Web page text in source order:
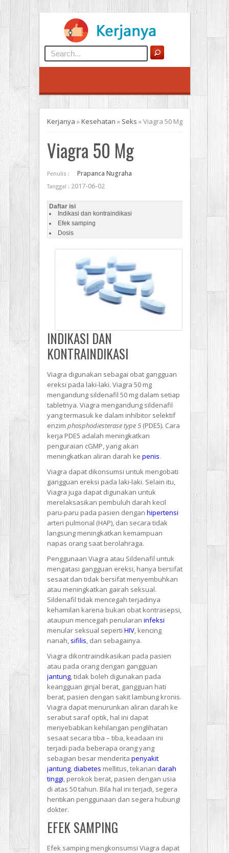
Kerjanya »Kesehatan » Seks »Viagra 50 Mg
Viagra 50 Mg
Penulis : Prapanca Nugraha
Tanggal : 2017-06-02
Daftar isi
Indikasi dan kontraindikasi
Efek samping
Dosis
INDIKASI DAN
KONTRAINDIKASI
Viagra digunakan sebagai obat gangguan
ereksi pada laki-laki. Viagra 50 mg
mengandung sildenafil 50 mg dalam setiap
tabletnya. Viagra mengandung sildenafil
yang termasuk ke dalam inhibitor selektif
enzim phosphodiesterase type 5(PDE5). Cara
kerja PDE5 adalah meningkatkan
penguraian cGMP, yang akan
meningkatkan aliran darah ke penis.
Viagra dapat dikonsumsi untuk mengobati
gangguan ereksi pada laki-laki. Selain itu,
Viagra juga dapat digunakan untuk
merelaksasikan pembuluh darah kecil
paru-paru pada pasien dengan hipertensi
arteri pulmonal (HAP), dan secara tidak
langsung meningkatkan kemampuan
napas orang saat berolahraga.
Penggunaan Viagra atau Sildenafil untuk
mengatasi gangguan ereksi, hanya bersifat
sesaat dan tidak bersifat menyembuhkan
atau meningkatkan gairah seksual.
Sildenafil tidak mencegah terjadinya
kehamilan karena bukan obat kontrasepsi,
ataupun mencegah penularan infeksi
menular seksual seperti HIV, kencing
nanah, sifilis, dan sebagainya.
Viagra dikontraindikasikan pada pasien
atau pada orang dengan gangguan
jantung, tidak boleh digunakan pada
keangguan ginjal berat, gangguan hati
berat, pasien dengan sakit lambung kronis.
Viagra dapat menurunkan aliran darah ke
serabut saraf optik, hal ini dapat
menyebabkan kehilangan penglihatan
sesaat secara tiba – tiba, keadaan ini
terjadi pada beberapa orang yang
sebagian besar menderita penyakit
jantung,diabetes mellitus, tekanan darah
tinggi, perokok berat, pasien dengan usia
di atas 50 tahun. Bila hal ini terjadi, segera
hentikan penggunaan dan segera hubungi
dokter.
EFEK SAMPING
Efek samping mengkonsumsi Viagra dapat